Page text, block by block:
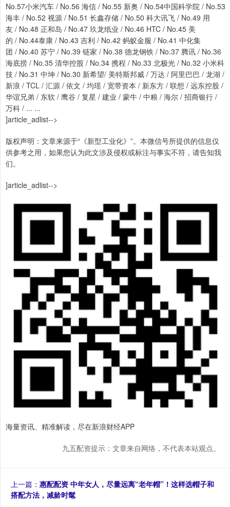
No.57小米汽车 / No.56 海信 / No.55 新奥 / No.54中国科学院 / No.53
海丰 / No.52 视源 / No.51 长鑫存储 / No.50 科大讯飞 / No.49 用
友 / No.48 正和岛 / No.47 玖龙纸业 / No.46 HTC / No.45 美
的 / No.44泰康 / No.43 吉利 / No.42 蚂蚁金服 / No.41 中化集
团 / No.40 苏宁 / No.39 链家 / No.38 德龙钢铁 / No.37 腾讯 / No.36
海底捞 / No.35 清华控股 / No.34 携程 / No.33 北极光 / No.32 小米科
技 / No.31 中坤 / No.30 新希望/ 美特斯邦威 / 万达 / 阿里巴巴 / 龙湖 /
新浪 / TCL / 汇源 / 依文 / 均瑶 / 宽带资本 / 新东方 / 联想 / 远东控股 /
华谊兄弟 / 东软 / 鹰谷 / 复星 / 建业 / 蒙牛 / 中粮 / 海尔 / 招商银行 /
万科 / ... ...
]article_adlist-->
版权声明：文章来源于“《新型工业化》”。本微信号所提供的信息仅
供参考之用，如果您认为此文涉及侵权或标注与事实不符，请告知我
们。
]article_adlist-->
海量资讯、精准解读，尽在新浪财经APP
九五配资提示：文章来自网络，不代表本站观点。
上一篇： 惠配配资 中年女人，尽量远离“老年帽”！这样选帽子和
搭配方法，减龄时髦